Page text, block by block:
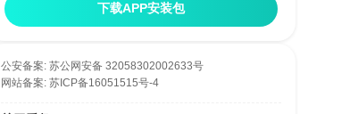
下载APP安装包
公安备案: 苏公网安备 32058302002633号
网站备案: 苏ICP备16051515号-4